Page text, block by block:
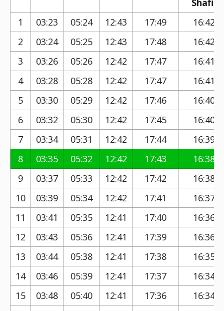
Shafi)
1
03:23 05:24 12:43 17:49
16:42
2
03:24 05:25 12:43 17:48
16:42
3
03:26 05:26 12:42 17:47
16:41
4
03:28 05:28 12:42 17:47
16:41
5
03:30 05:29 12:42 17:46
16:40
6
03:32 05:30 12:42 17:45
16:40
7
03:34 05:31 12:42 17:44
16:39
8
03:35 05:32 12:42 17:43
16:38
9
03:37 05:33 12:42 17:42
16:38
10
03:39 05:34 12:42 17:41
16:37
11
03:41 05:35 12:41 17:40
16:36
12
03:43 05:36 12:41 17:39
16:36
13
03:44 05:38 12:41 17:38
16:35
14
03:46 05:39 12:41 17:37
16:34
15
03:48 05:40 12:41 17:36
16:34